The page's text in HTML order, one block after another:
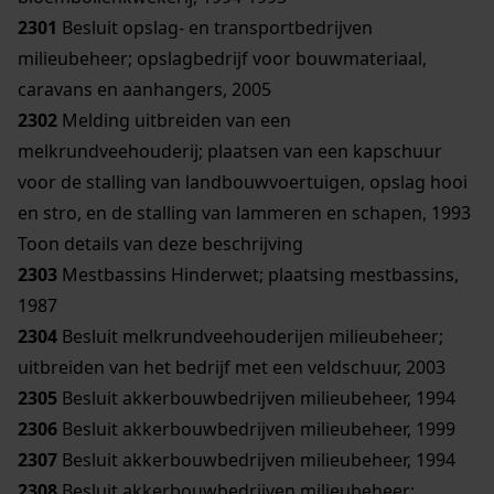
2301 Besluit opslag- en transportbedrijven
milieubeheer; opslagbedrijf voor bouwmateriaal,
caravans en aanhangers, 2005
2302 Melding uitbreiden van een
melkrundveehouderij; plaatsen van een kapschuur
voor de stalling van landbouwvoertuigen, opslag hooi
en stro, en de stalling van lammeren en schapen, 1993
Toon details van deze beschrijving
2303 Mestbassins Hinderwet; plaatsing mestbassins,
1987
2304 Besluit melkrundveehouderijen milieubeheer;
uitbreiden van het bedrijf met een veldschuur, 2003
2305 Besluit akkerbouwbedrijven milieubeheer, 1994
2306 Besluit akkerbouwbedrijven milieubeheer, 1999
2307 Besluit akkerbouwbedrijven milieubeheer, 1994